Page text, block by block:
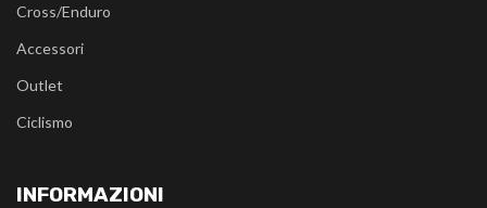
Cross/Enduro
Accessori
Outlet
Ciclismo
INFORMAZIONI